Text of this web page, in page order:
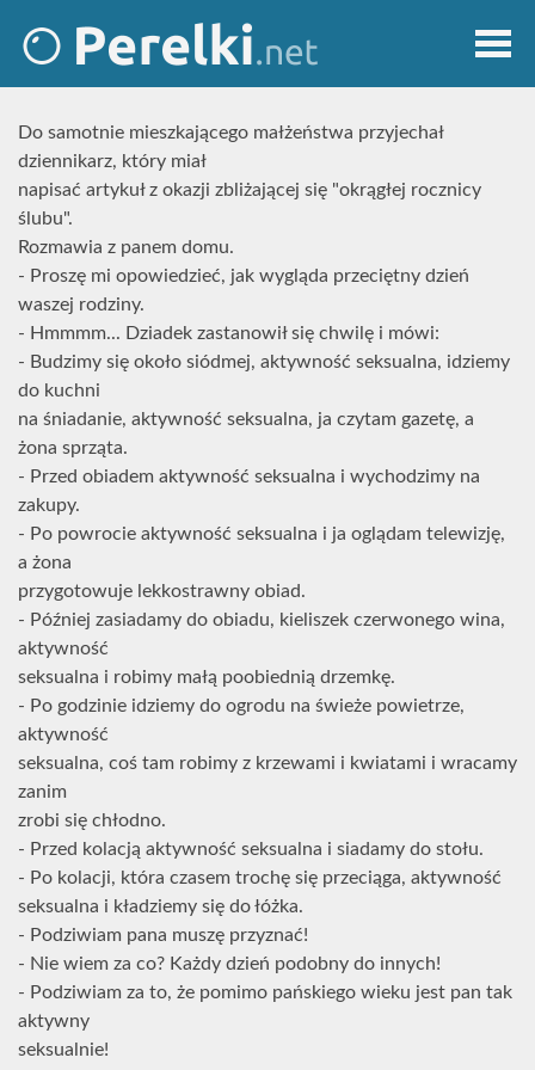
Do samotnie mieszkającego małżeństwa przyjechał
dziennikarz, który miał
napisać artykuł z okazji zbliżającej się "okrągłej rocznicy
ślubu".
Rozmawia z panem domu.
- Proszę mi opowiedzieć, jak wygląda przeciętny dzień
waszej rodziny.
- Hmmmm... Dziadek zastanowił się chwilę i mówi:
- Budzimy się około siódmej, aktywność seksualna, idziemy
do kuchni
na śniadanie, aktywność seksualna, ja czytam gazetę, a
żona sprząta.
- Przed obiadem aktywność seksualna i wychodzimy na
zakupy.
- Po powrocie aktywność seksualna i ja oglądam telewizję,
a żona
przygotowuje lekkostrawny obiad.
- Później zasiadamy do obiadu, kieliszek czerwonego wina,
aktywność
seksualna i robimy małą poobiednią drzemkę.
- Po godzinie idziemy do ogrodu na świeże powietrze,
aktywność
seksualna, coś tam robimy z krzewami i kwiatami i wracamy
zanim
zrobi się chłodno.
- Przed kolacją aktywność seksualna i siadamy do stołu.
- Po kolacji, która czasem trochę się przeciąga, aktywność
seksualna i kładziemy się do łóżka.
- Podziwiam pana muszę przyznać!
- Nie wiem za co? Każdy dzień podobny do innych!
- Podziwiam za to, że pomimo pańskiego wieku jest pan tak
aktywny
seksualnie!